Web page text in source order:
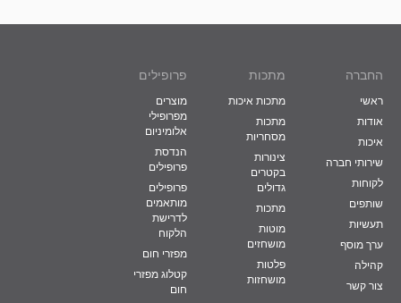
החברה
ראשי
אודות
איכות
שירותי חברה
לקוחות
שותפים
תעשיות
ערך מוסף
קהילה
צור קשר
מתכות
מתכות איכות
מתכות
מסחריות
צינורות
בקטרים
גדולים
מתכות
מוטות
מושחזים
פלטות
מושחזות
פרופילים
מוצרים
מפרופילי
אלומיניום
הנדסת
פרופילים
פרופילים
מותאמים
לדרישת
הלקוח
מפזרי חום
קטלוג מפזרי
חום